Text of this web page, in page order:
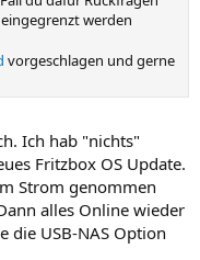
werden
vorgeschlagen und gerne
Ich hab "nichts"
Fritzbox OS Update.
Strom genommen
alles Online wieder
die USB-NAS Option